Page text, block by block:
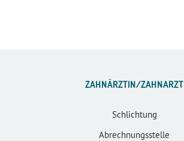
ZAHNÄRZTIN/ZAHNARZT
Schlichtung
Abrechnungsstelle